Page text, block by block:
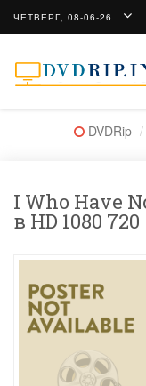
ЧЕТВЕРГ, 08-06-26
DVDRip
I Who Have
в HD 1080 720